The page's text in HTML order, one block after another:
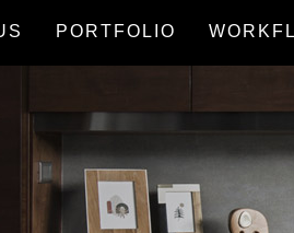
PORTFOLIO